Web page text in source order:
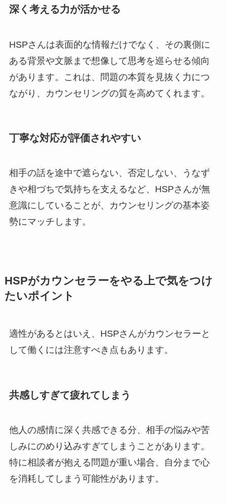
深く考える力が活かせる
HSPさんは表面的な情報だけでなく、その裏側に
ある背景や文脈まで想像して思考を巡らせる傾向
があります。これは、問題の本質を見抜く力につ
ながり、カウンセリングの質を高めてくれます。
丁寧な対応が評価されやすい
相手の話を途中で遮らない、否定しない、うなず
きや相づちで気持ちを支えるなど、HSPさんが無
意識にしていることが、カウンセリングの基本姿
勢にマッチします。
HSPがカウンセラーをやる上で気をつけ
たいポイント
適性があるとはいえ、HSPさんがカウンセラーと
して働くには注意すべき点もあります。
共感しすぎて疲れてしまう
他人の感情に深く共感できる分、相手の悩みや苦
しみにのめり込みすぎてしまうことがあります。
特に相談者が抱える問題が重い場合、自分まで心
を消耗してしまう可能性があります。